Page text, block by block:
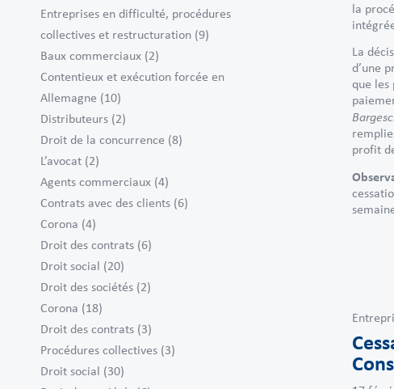
la
La
d’une
que les
profit
Entreprises en difficulté, procédures
collectives et restructuration (9)
Baux commerciaux (2)
Contentieux et exécution forcée en
Allemagne (10)
Distributeurs (2)
Droit de la concurrence (8)
L’avocat (2)
Agents commerciaux (4)
Contrats avec des clients (6)
Corona (4)
Droit des contrats (6)
Droit social (20)
Droit des sociétés (2)
Corona (18)
Droit des contrats (3)
Procédures collectives (3)
Droit social (30)